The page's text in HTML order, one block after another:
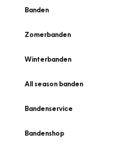
Banden
Zomerbanden
Winterbanden
All season banden
Bandenservice
Bandenshop